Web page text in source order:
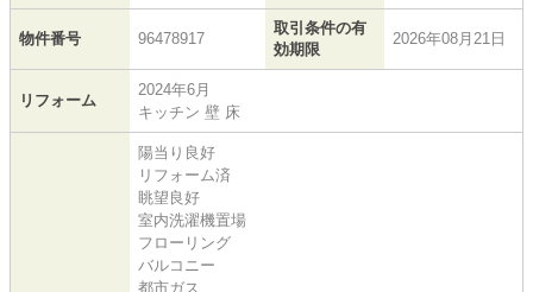
物件番号 96478917
取引条件の有
効期限
2026年08月21日
リフォーム
2024年6月
キッチン 壁 床
陽当り良好
リフォーム済
眺望良好
室内洗濯機置場
フローリング
バルコニー
都市ガス